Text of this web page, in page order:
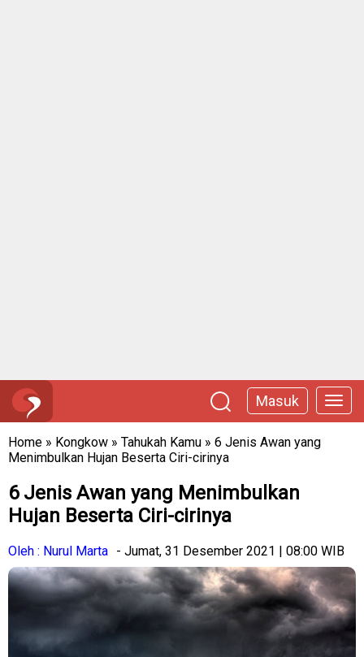
Masuk
Home » Kongkow » Tahukah Kamu » 6 Jenis Awan yang
Menimbulkan Hujan Beserta Ciri-cirinya
6 Jenis Awan yang Menimbulkan
Hujan Beserta Ciri-cirinya
Oleh : Nurul Marta - Jumat, 31 Desember 2021 | 08:00 WIB